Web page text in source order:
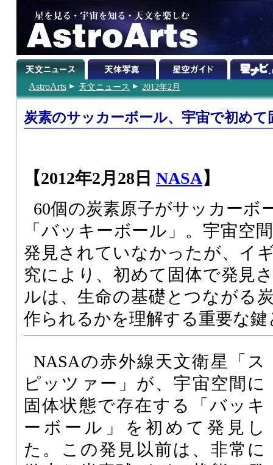
AstroArts 天文ニュース 2012年2月
炭素のサッカーボール、宇宙で初めて
【2012年2月28日 NASA】
60個の炭素原子がサッカーボ
「バッキーボール」。宇宙空
発見されていなかったが、イ
究により、初めて固体で発見
ルは、生命の基礎とつながる
作られるかを理解する重要な
NASAの赤外線天文衛星「ス
ピッツァー」が、宇宙空間に
固体状態で存在する「バッキ
ーボール」を初めて発見し
た。この発見以前は、非常に